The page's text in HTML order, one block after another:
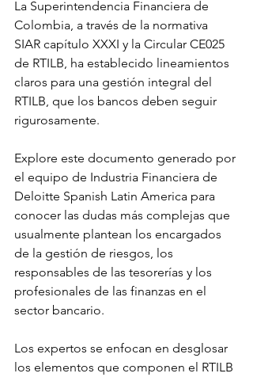
La Superintendencia Financiera de
Colombia, a través de la normativa
SIAR capítulo XXXI y la Circular CE025
de RTILB, ha establecido lineamientos
claros para una gestión integral del
RTILB, que los bancos deben seguir
rigurosamente.
Explore este documento generado por
el equipo de Industria Financiera de
Deloitte Spanish Latin America para
conocer las dudas más complejas que
usualmente plantean los encargados
de la gestión de riesgos, los
responsables de las tesorerías y los
profesionales de las finanzas en el
sector bancario.
Los expertos se enfocan en desglosar
los elementos que componen el RTILB